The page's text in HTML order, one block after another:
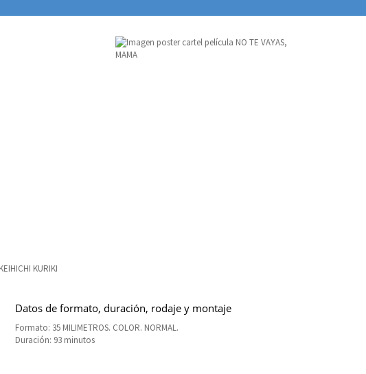
KURIKI
Datos de formato, duración, rodaje y montaje
Formato: 35 MILIMETROS. COLOR. NORMAL.
Duración: 93 minutos